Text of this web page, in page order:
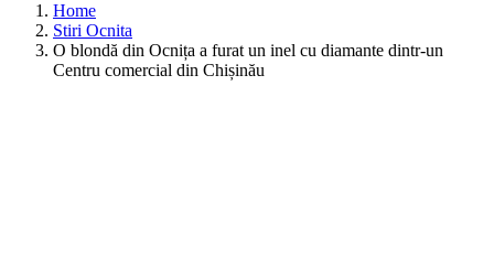
Home
Stiri Ocnita
O blondă din Ocnița a furat un inel cu diamante dintr-un
Centru comercial din Chișinău